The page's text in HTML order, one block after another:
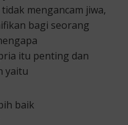
mengancam jiwa,
bagi seorang
itu penting dan
yaitu
baik